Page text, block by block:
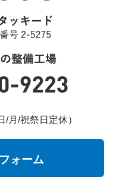
/祝祭日定休）
ォーム